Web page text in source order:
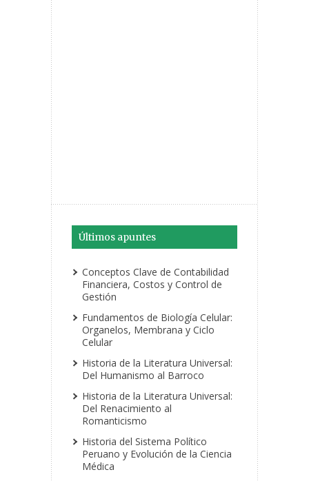
Últimos apuntes
Conceptos Clave de Contabilidad
Financiera, Costos y Control de
Gestión
Fundamentos de Biología Celular:
Organelos, Membrana y Ciclo
Celular
Historia de la Literatura Universal:
Del Humanismo al Barroco
Historia de la Literatura Universal:
Del Renacimiento al
Romanticismo
Historia del Sistema Político
Peruano y Evolución de la Ciencia
Médica